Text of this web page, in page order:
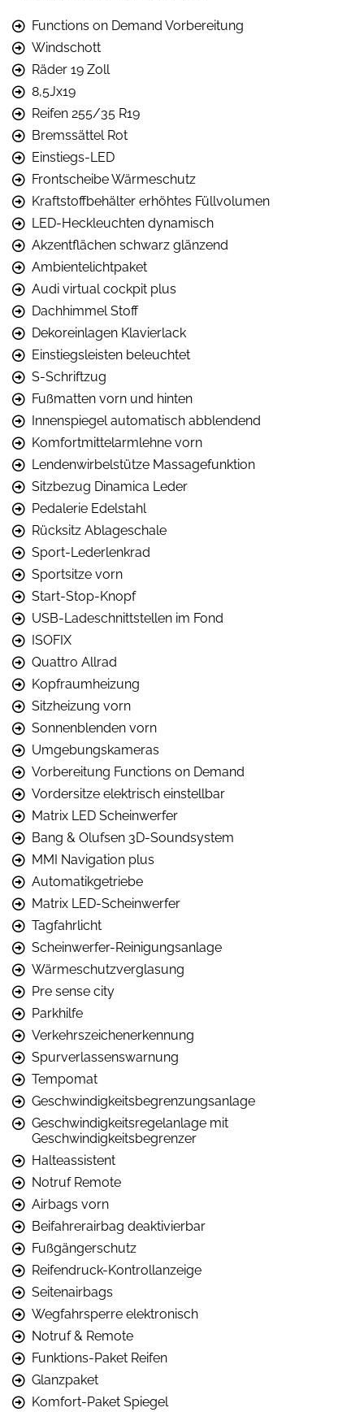
Functions on Demand Vorbereitung
Windschott
Räder 19 Zoll
8,5Jx19
Reifen 255/35 R19
Bremssättel Rot
Einstiegs-LED
Frontscheibe Wärmeschutz
Kraftstoffbehälter erhöhtes Füllvolumen
LED-Heckleuchten dynamisch
Akzentflächen schwarz glänzend
Ambientelichtpaket
Audi virtual cockpit plus
Dachhimmel Stoff
Dekoreinlagen Klavierlack
Einstiegsleisten beleuchtet
S-Schriftzug
Fußmatten vorn und hinten
Innenspiegel automatisch abblendend
Komfortmittelarmlehne vorn
Lendenwirbelstütze Massagefunktion
Sitzbezug Dinamica Leder
Pedalerie Edelstahl
Rücksitz Ablageschale
Sport-Lederlenkrad
Sportsitze vorn
Start-Stop-Knopf
USB-Ladeschnittstellen im Fond
ISOFIX
Quattro Allrad
Kopfraumheizung
Sitzheizung vorn
Sonnenblenden vorn
Umgebungskameras
Vorbereitung Functions on Demand
Vordersitze elektrisch einstellbar
Matrix LED Scheinwerfer
Bang & Olufsen 3D-Soundsystem
MMI Navigation plus
Automatikgetriebe
Matrix LED-Scheinwerfer
Tagfahrlicht
Scheinwerfer-Reinigungsanlage
Wärmeschutzverglasung
Pre sense city
Parkhilfe
Verkehrszeichenerkennung
Spurverlassenswarnung
Tempomat
Geschwindigkeitsbegrenzungsanlage
Geschwindigkeitsregelanlage mit
Geschwindigkeitsbegrenzer
Halteassistent
Notruf Remote
Airbags vorn
Beifahrerairbag deaktivierbar
Fußgängerschutz
Reifendruck-Kontrollanzeige
Seitenairbags
Wegfahrsperre elektronisch
Notruf & Remote
Funktions-Paket Reifen
Glanzpaket
Komfort-Paket Spiegel